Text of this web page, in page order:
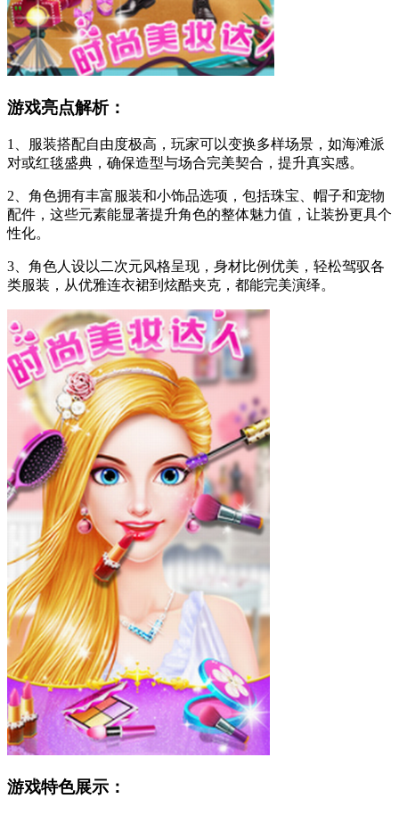
游戏亮点解析：
1、服装搭配自由度极高，玩家可以变换多样场景，如海滩派
对或红毯盛典，确保造型与场合完美契合，提升真实感。
2、角色拥有丰富服装和小饰品选项，包括珠宝、帽子和宠物
配件，这些元素能显著提升角色的整体魅力值，让装扮更具个
性化。
3、角色人设以二次元风格呈现，身材比例优美，轻松驾驭各
类服装，从优雅连衣裙到炫酷夹克，都能完美演绎。
游戏特色展示：